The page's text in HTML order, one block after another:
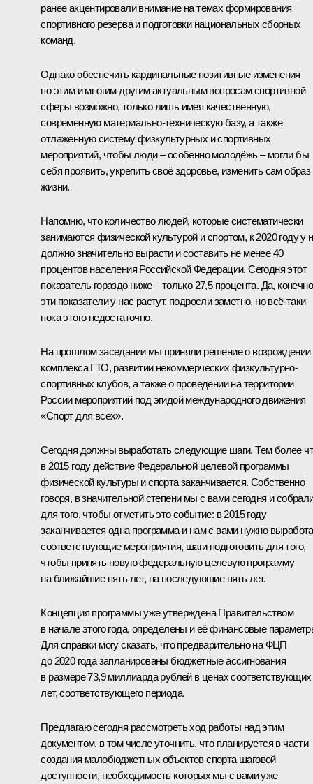
ранее акцентировали внимание на темах формирования
спортивного резерва и подготовки национальных сборных
команд.
Однако обеспечить кардинальные позитивные изменения
по этим и многим другим актуальным вопросам спортивной
сферы возможно, только лишь имея качественную,
современную материально-техническую базу, а также
отлаженную систему физкультурных и спортивных
мероприятий, чтобы люди – особенно молодёжь – могли бы
себя проявить, укрепить своё здоровье, изменить сам образ
жизни.
Напомню, что количество людей, которые систематически
занимаются физической культурой и спортом, к 2020 году у
должно значительно вырасти и составить не менее 40
процентов населения Российской Федерации. Сегодня этот
показатель гораздо ниже – только 27,5 процента. Да,
эти показатели у нас растут, подросли заметно, но всё‑таки
пока этого недостаточно.
На прошлом заседании мы приняли решение о возрождении
комплекса ГТО, развитии некоммерческих физкультурно-
спортивных клубов, а также о проведении на территории
России мероприятий под эгидой международного движения
«Спорт для всех».
Сегодня должны выработать следующие шаги. Тем более
в 2015 году действие Федеральной целевой программы
физической культуры и спорта заканчивается. Собственно
говоря, в значительной степени мы с вами сегодня и
для того, чтобы отметить это событие: в 2015 году
заканчивается одна программа и нам с вами нужно
соответствующие мероприятия, шаги подготовить для того,
чтобы принять новую федеральную целевую программу
на ближайшие пять лет, на последующие пять лет.
Концепция программы уже утверждена Правительством
в начале этого года, определены и её финансовые
Для справки могу сказать, что предварительно на ФЦП
до 2020 года запланированы бюджетные ассигнования
в размере 73,9 миллиарда рублей в ценах соответствующих
лет, соответствующего периода.
Предлагаю сегодня рассмотреть ход работы над этим
документом, в том числе уточнить, что планируется в части
создания малобюджетных объектов спорта шаговой
доступности, необходимость которых мы с вами уже